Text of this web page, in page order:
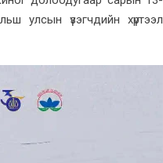
улсын үзэгчдийн хүртээл